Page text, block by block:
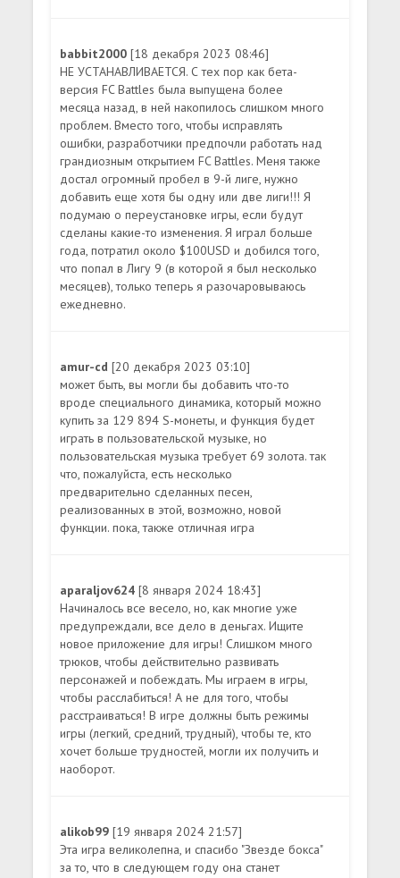
babbit2000[18 декабря 2023 08:46]
НЕ УСТАНАВЛИВАЕТСЯ. С тех пор как бета-
версия FC Battles была выпущена более
месяца назад, в ней накопилось слишком много
проблем. Вместо того, чтобы исправлять
ошибки, разработчики предпочли работать над
грандиозным открытием FC Battles. Меня также
достал огромный пробел в 9-й лиге, нужно
добавить еще хотя бы одну или две лиги!!! Я
подумаю о переустановке игры, если будут
сделаны какие-то изменения. Я играл больше
года, потратил около $100USD и добился того,
что попал в Лигу 9 (в которой я был несколько
месяцев), только теперь я разочаровываюсь
ежедневно.
amur-cd[20 декабря 2023 03:10]
может быть, вы могли бы добавить что-то
вроде специального динамика, который можно
купить за 129 894 S-монеты, и функция будет
играть в пользовательской музыке, но
пользовательская музыка требует 69 золота. так
что, пожалуйста, есть несколько
предварительно сделанных песен,
реализованных в этой, возможно, новой
функции. пока, также отличная игра
aparaljov624[8 января 2024 18:43]
Начиналось все весело, но, как многие уже
предупреждали, все дело в деньгах. Ищите
новое приложение для игры! Слишком много
трюков, чтобы действительно развивать
персонажей и побеждать. Мы играем в игры,
чтобы расслабиться! А не для того, чтобы
расстраиваться! В игре должны быть режимы
игры (легкий, средний, трудный), чтобы те, кто
хочет больше трудностей, могли их получить и
наоборот.
alikob99[19 января 2024 21:57]
Эта игра великолепна, и спасибо "Звезде бокса"
за то, что в следующем году она станет